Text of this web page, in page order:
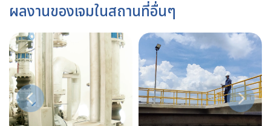
ผลงานของเจมในสถานที่อื่นๆ